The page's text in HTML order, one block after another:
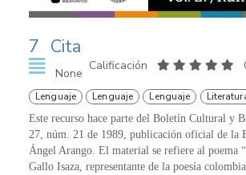
7 Cita
None
Calificación
Lenguaje Lenguaje Lenguaje
Este recurso hace parte del Boletín Cultural y
27, núm. 21 de 1989, publicación oficial de la
Ángel Arango. El material se refiere al poema
Gallo Isaza, representante de la poesía